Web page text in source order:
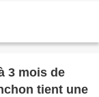
3 mois de
tient une